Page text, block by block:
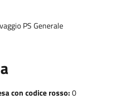
PS Generale
con codice rosso:0